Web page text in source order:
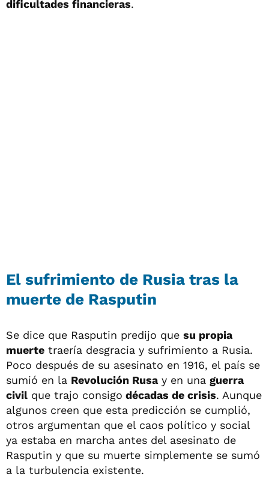
dificultades financieras.
El sufrimiento de Rusia tras la
muerte de Rasputin
Se dice que Rasputin predijo que su propia
muerte traería desgracia y sufrimiento a Rusia.
Poco después de su asesinato en 1916, el país se
sumió en la Revolución Rusay en una guerra
civil que trajo consigo décadas de crisis. Aunque
algunos creen que esta predicción se cumplió,
otros argumentan que el caos político y social
ya estaba en marcha antes del asesinato de
Rasputin y que su muerte simplemente se sumó
a la turbulencia existente.